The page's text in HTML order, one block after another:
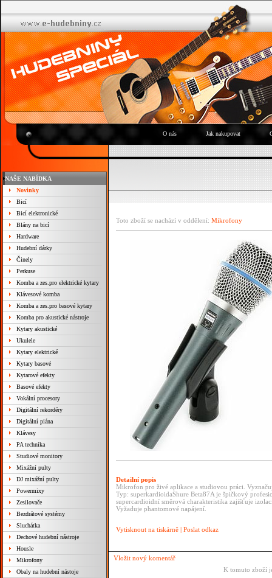
O nás Jak nakupovat
NAŠE NABÍDKA
Novinky
Bicí
Bicí elektronické
Blány na bicí
Hardware
Hudební dárky
Činely
Perkuse
Komba a zes.pro elektrické kytary
Klávesové komba
Komba a zes.pro basové kytary
Komba pro akustické nástroje
Kytary akustické
Ukulele
Kytary elektrické
Kytary basové
Kytarové efekty
Basové efekty
Vokální procesory
Digitální rekordéry
Digitální piána
Klávesy
PA technika
Studiové monitory
Mixážní pulty
DJ mixážní pulty
Powermixy
Zesilovače
Bezdrátové systémy
Sluchátka
Dechové hudební nástroje
Housle
Mikrofony
Obaly na hudební nástoje
Toto zboží se nachází v oddělení: Mikrofony
Detailní popis
Mikrofon pro živé aplikace a studiovou práci.
Typ: superkardioidaShure Beta87A je špičkový
supercardioidní směrová charakteristika zajišťuje
Vyžaduje phantomové napájení.
Vytisknout na tiskárně | Poslat odkaz
Vložit nový komentář
K tomuto zboží